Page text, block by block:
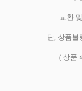
교환
단, 상품불
( 상품